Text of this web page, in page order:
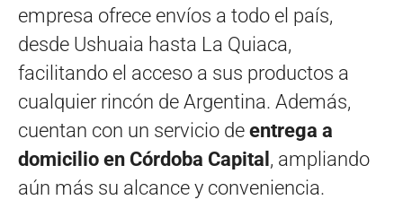
empresa ofrece envíos a todo el país,
desde Ushuaia hasta La Quiaca,
facilitando el acceso a sus productos a
cualquier rincón de Argentina. Además,
cuentan con un servicio de entrega a
domicilio en Córdoba Capital , ampliando
aún más su alcance y conveniencia.